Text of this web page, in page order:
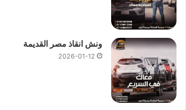
ونش انقاذ مصر القديمة
2026-01-12